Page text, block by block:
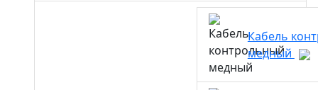
Кабель
медный